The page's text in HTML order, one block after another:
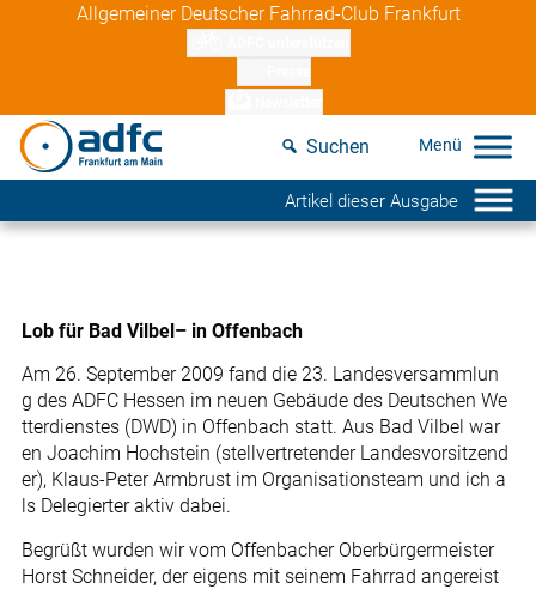
Allgemeiner Deutscher Fahrrad-Club Frankfurt
Suchen
Artikel dieser Ausgabe
Lob für Bad Vilbel– in Offenbach
Am 26. September 2009 fand die 23. Landesversammlun
g des ADFC Hessen im neuen Gebäude des Deutschen We
tterdienstes (DWD) in Offenbach statt. Aus Bad Vilbel war
en Joachim Hochstein (stellvertretender Landesvorsitzend
er), Klaus-Peter Armbrust im Organisationsteam und ich a
ls Delegierter aktiv dabei.
Begrüßt wurden wir vom Offenbacher Oberbürgermeister
Horst Schneider, der eigens mit seinem Fahrrad angereist